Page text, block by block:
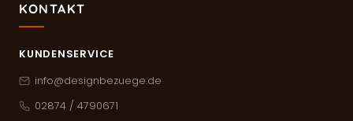
KONTAKT
KUNDENSERVICE
info@designbezuege.de
02874 / 4790671